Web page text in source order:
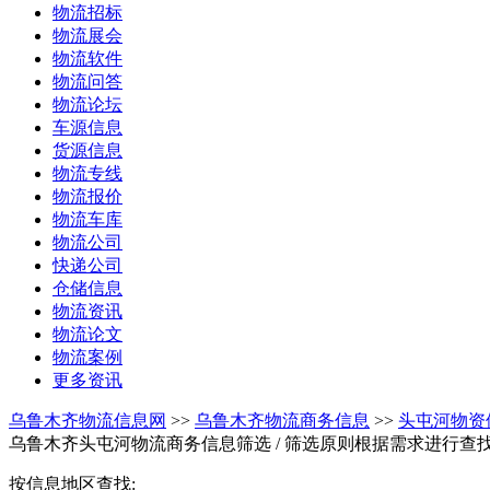
物流招标
物流展会
物流软件
物流问答
物流论坛
车源信息
货源信息
物流专线
物流报价
物流车库
物流公司
快递公司
仓储信息
物流资讯
物流论文
物流案例
更多资讯
乌鲁木齐物流信息网 >> 乌鲁木齐物流商务信息 >> 头屯河物资
乌鲁木齐头屯河物流商务信息筛选 / 筛选原则根据需求进行查
按信息地区查找: